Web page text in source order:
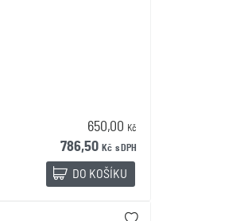
650,00 Kč
786,50 Kč s DPH
DO KOŠÍKU